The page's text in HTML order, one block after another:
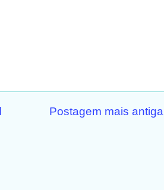
Postagem mais antiga